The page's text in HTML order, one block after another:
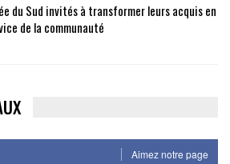
du Sud invités à transformer leurs acquis en
de la communauté
Aimez notre page